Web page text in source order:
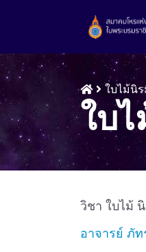
ใบไม้นิ
ใบ
วิชา ใบไม้
อาจารย์ ภั